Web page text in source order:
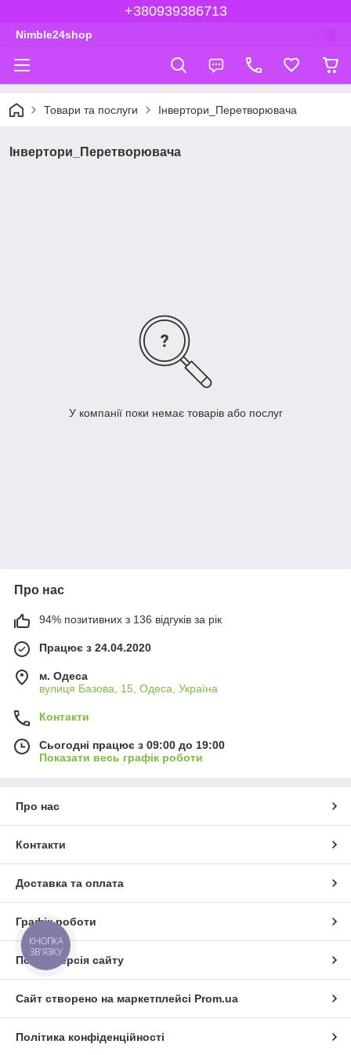
+380939386713
Nimble24shop
Товари та послуги Інвертори_Перетворювача
Інвертори_Перетворювача
У компанії поки немає товарів або послуг
Про нас
94% позитивних з 136 відгуків за рік
Працює з 24.04.2020
м. Одеса
вулиця Базова, 15, Одеса, Україна
Контакти
Сьогодні працює з 09:00 до 19:00
Показати весь графік роботи
Про нас
Контакти
Доставка та оплата
Графік роботи
Повна версія сайту
Сайт створено на маркетплейсі Prom.ua
Політика конфіденційності
КНОПКА
ЗВ'ЯЗКУ